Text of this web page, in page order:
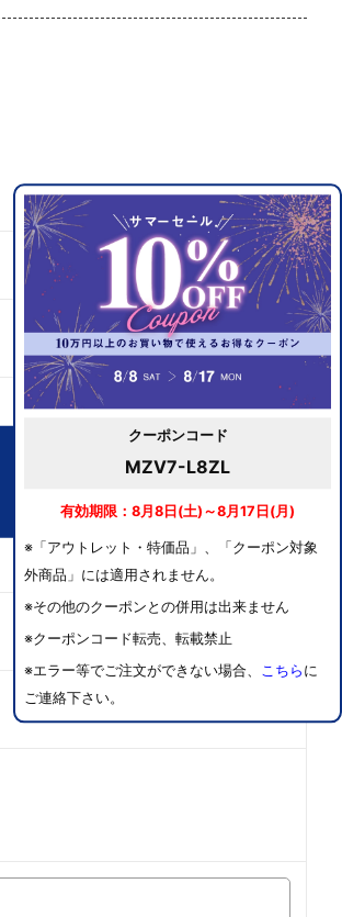
クーポンコード
MZV7-L8ZL
有効期限：8月8日(土)～8月17日(月)
※「アウトレット・特価品」、「クーポン対象
外商品」には適用されません。
※その他のクーポンとの併用は出来ません
※クーポンコード転売、転載禁止
※エラー等でご注文ができない場合、 こちら に
ご連絡下さい。